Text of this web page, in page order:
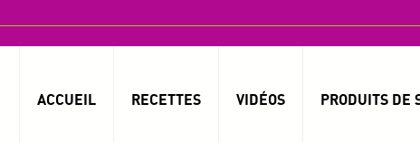
ACCUEIL RECETTES VIDÉOS PRODUITS DE